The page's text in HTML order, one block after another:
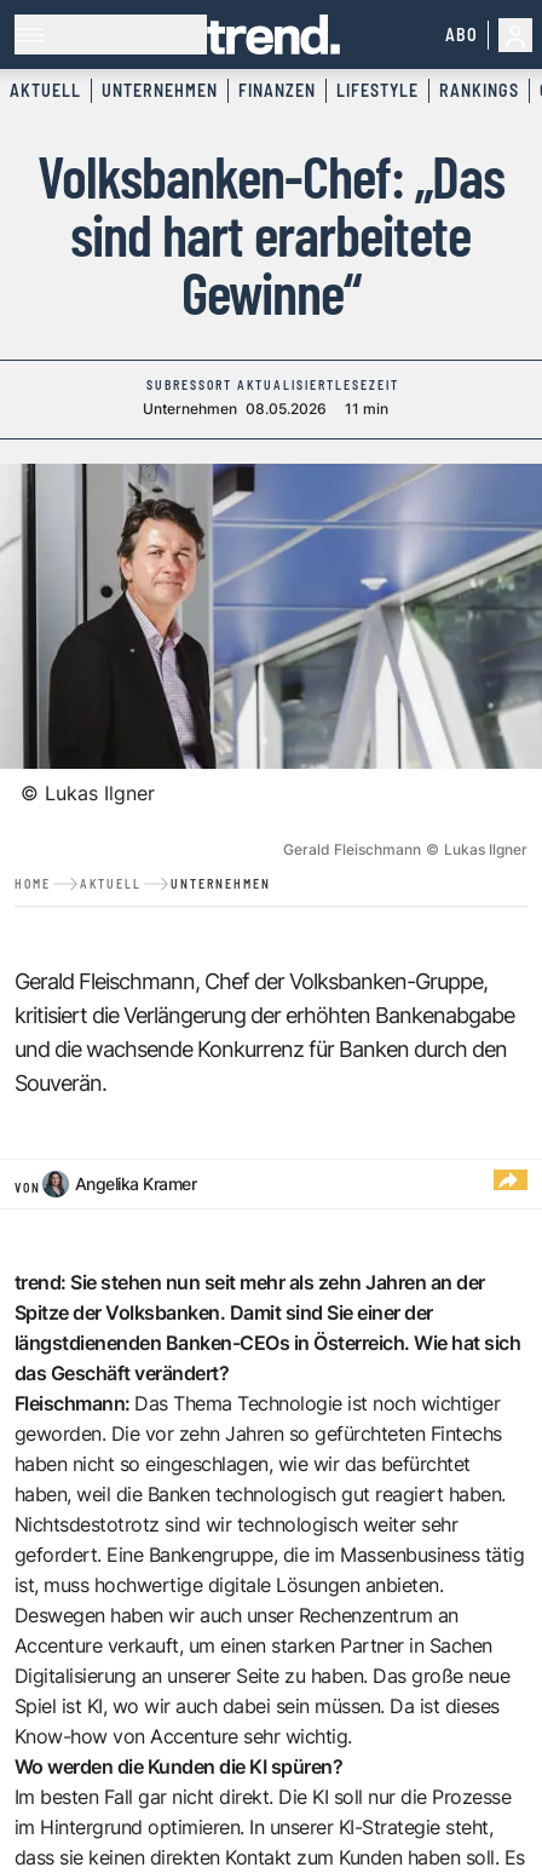
ABO
AKTUELL UNTERNEHMEN FINANZEN LIFESTYLE RANKINGS
Volksbanken-Chef: „Das
sind hart erarbeitete
Gewinne“
SUBRESSORT
Unternehmen
AKTUALISIERT
08.05.2026
LESEZEIT
11 min
© Lukas Ilgner
Gerald Fleischmann © Lukas Ilgner
HOME AKTUELL UNTERNEHMEN
Gerald Fleischmann, Chef der Volksbanken-Gruppe,
kritisiert die Verlängerung der erhöhten Bankenabgabe
und die wachsende Konkurrenz für Banken durch den
Souverän.
VON Angelika Kramer
trend: Sie stehen nun seit mehr als zehn Jahren an der
Spitze der Volksbanken. Damit sind Sie einer der
längstdienenden Banken-CEOs in Österreich. Wie hat sich
das Geschäft verändert?
Fleischmann: Das Thema Technologie ist noch wichtiger
geworden. Die vor zehn Jahren so gefürchteten Fintechs
haben nicht so eingeschlagen, wie wir das befürchtet
haben, weil die Banken technologisch gut reagiert haben.
Nichtsdestotrotz sind wir technologisch weiter sehr
gefordert. Eine Bankengruppe, die im Massenbusiness tätig
ist, muss hochwertige digitale Lösungen anbieten.
Deswegen haben wir auch unser Rechenzentrum an
Accenture verkauft, um einen starken Partner in Sachen
Digitalisierung an unserer Seite zu haben. Das große neue
Spiel ist KI, wo wir auch dabei sein müssen. Da ist dieses
Know-how von Accenture sehr wichtig.
Wo werden die Kunden die KI spüren?
Im besten Fall gar nicht direkt. Die KI soll nur die Prozesse
im Hintergrund optimieren. In unserer KI-Strategie steht,
dass sie keinen direkten Kontakt zum Kunden haben soll. Es